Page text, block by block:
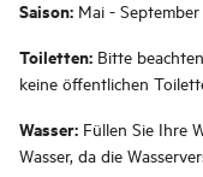
Saison: Mai - September
Toiletten: Bitte
keine öffentlichen
Wasser: Füllen Sie Ihre
Wasser, da die